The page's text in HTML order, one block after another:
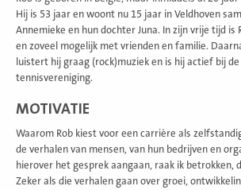
Hij is 53 jaar en woont nu 15 jaar in Veldhoven
Annemieke en hun dochter Juna. In zijn vrije tijd is
en zoveel mogelijk met vrienden en familie.
luistert hij graag (rock)muziek en is hij actief bij de
tennisvereniging.
MOTIVATIE
Waarom Rob kiest voor een carrière als
de verhalen van mensen, van hun bedrijven en
hierover het gesprek aangaan, raak ik betrokken,
Zeker als die verhalen gaan over groei,